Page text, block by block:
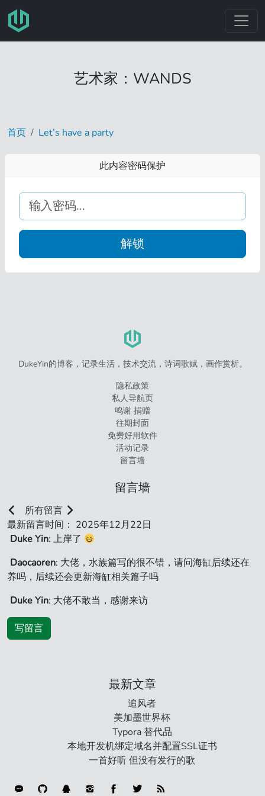
跳转至主要内容
艺术家：WANDS
首页 Let’s have a party
此内容密码保护
解锁
DukeYin的博客，记录生活，技术交流，诗词歌赋，画作赏析。
隐私政策
私人导航页
鸣谢 捐赠
往期封面
免费好用软件
活动记录
留言墙
留言墙
所有留言
最新留言时间： 2025年12月22日
Duke Yin: 上岸了
Daocaoren: 大佬，水族篇写的很不错，请问海缸后续还在
养吗，后续还会更新海缸相关篇子吗
Duke Yin: 大佬不敢当，感谢来访
写留言
最新文章
追风者
美加墨世界杯
Typora 替代品
本地开发机绑定域名并配置SSL证书
一首好听 但没有发行的歌